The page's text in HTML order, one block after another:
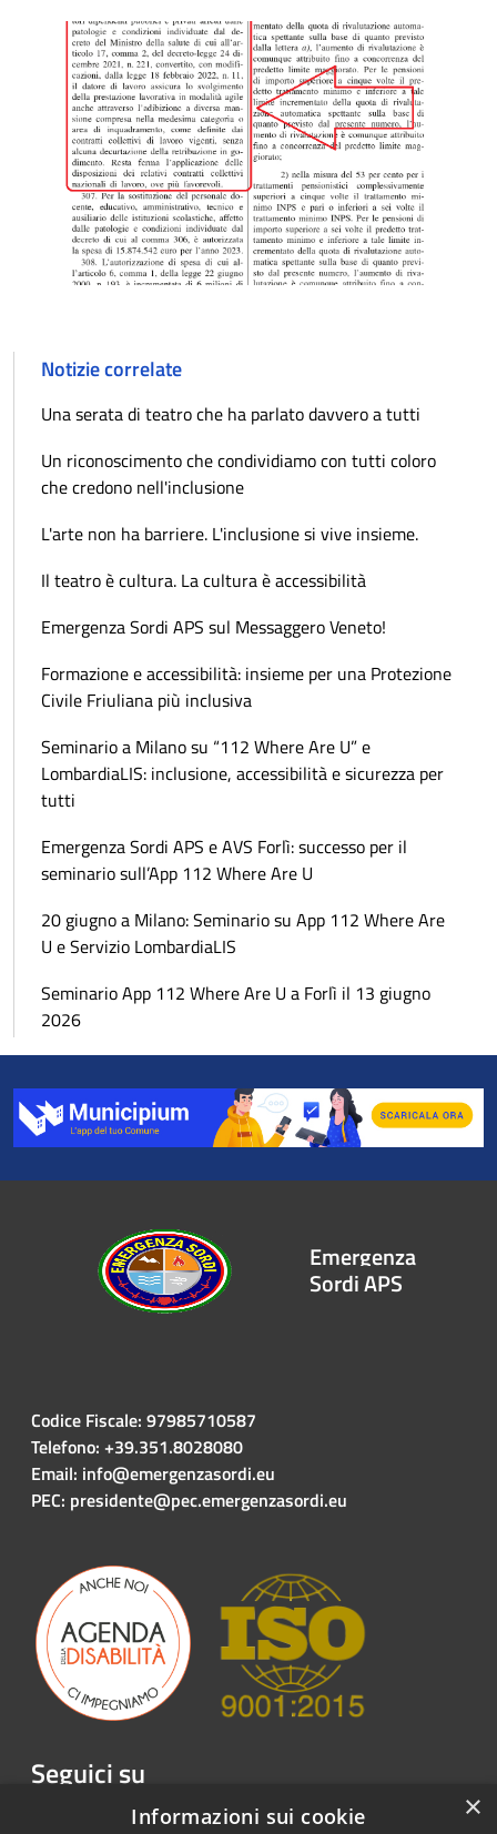
Notizie correlate
Una serata di teatro che ha parlato davvero a tutti
Un riconoscimento che condividiamo con tutti coloro
che credono nell'inclusione
L'arte non ha barriere. L'inclusione si vive insieme.
Il teatro è cultura. La cultura è accessibilità
Emergenza Sordi APS sul Messaggero Veneto!
Formazione e accessibilità: insieme per una Protezione
Civile Friuliana più inclusiva
Seminario a Milano su “112 Where Are U” e
LombardiaLIS: inclusione, accessibilità e sicurezza per
tutti
Emergenza Sordi APS e AVS Forlì: successo per il
seminario sull’App 112 Where Are U
20 giugno a Milano: Seminario su App 112 Where Are
U e Servizio LombardiaLIS
Seminario App 112 Where Are U a Forlì il 13 giugno
2026
Emergenza
Sordi APS
Codice Fiscale: 97985710587
Telefono: +39.351.8028080
Email: info@emergenzasordi.eu
PEC: presidente@pec.emergenzasordi.eu
Seguici su
FacebookTwitterYoutubeInstagramLinkedInTelegram ×
Informazioni sui cookie